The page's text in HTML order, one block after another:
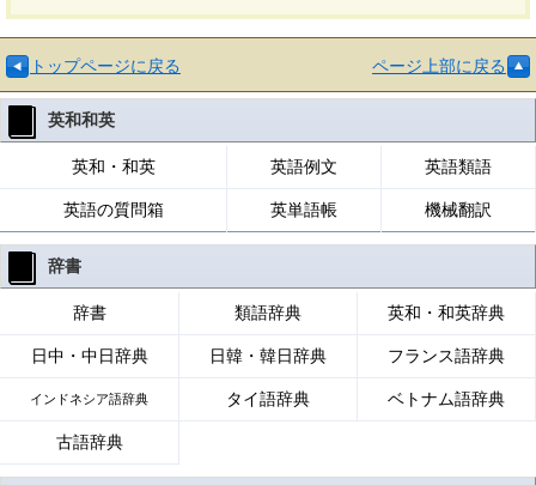
トップページに戻る ページ上部に戻る
英和和英
英和・和英 英語例文 英語類語
英語の質問箱 英単語帳 機械翻訳
辞書
辞書 類語辞典 英和・和英辞典
日中・中日辞典 日韓・韓日辞典 フランス語辞典
インドネシア語辞典 タイ語辞典 ベトナム語辞典
古語辞典